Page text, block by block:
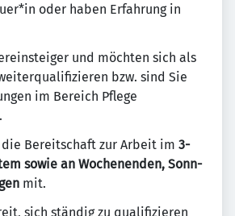
oder haben Erfahrung in
und möchten sich als
bzw. sind Sie
im Bereich Pflege
Bereitschaft zur Arbeit im 3-
sowie an Wochenenden, Sonn-
mit.
sich ständig zu qualifizieren